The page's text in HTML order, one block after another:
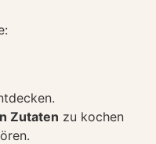
Zutaten zu kochen